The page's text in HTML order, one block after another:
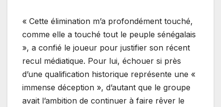
« Cette élimination m’a profondément touché,
comme elle a touché tout le peuple sénégalais
», a confié le joueur pour justifier son récent
recul médiatique. Pour lui, échouer si près
d’une qualification historique représente une «
immense déception », d’autant que le groupe
avait l’ambition de continuer à faire rêver le